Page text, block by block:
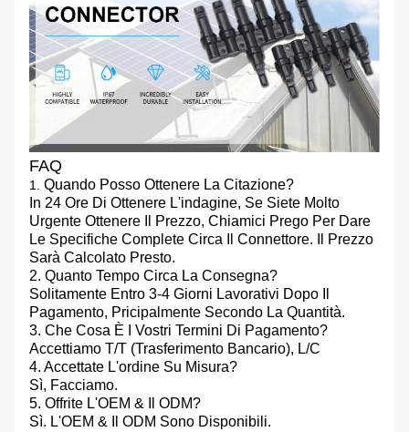
FAQ
1. Quando Posso Ottenere La Citazione?
In 24 Ore Di Ottenere L'indagine, Se Siete Molto
Urgente Ottenere Il Prezzo, Chiamici Prego Per Dare
Le Specifiche Complete Circa Il Connettore. Il Prezzo
Sarà Calcolato Presto.
2. Quanto Tempo Circa La Consegna?
Solitamente Entro 3-4 Giorni Lavorativi Dopo Il
Pagamento, Pricipalmente Secondo La Quantità.
3. Che Cosa È I Vostri Termini Di Pagamento?
Accettiamo T/T (trasferimento Bancario), L/C
4. Accettate L'ordine Su Misura?
Sì, Facciamo.
5. Offrite L'OEM & Il ODM?
Sì. L'OEM & Il ODM Sono Disponibili.